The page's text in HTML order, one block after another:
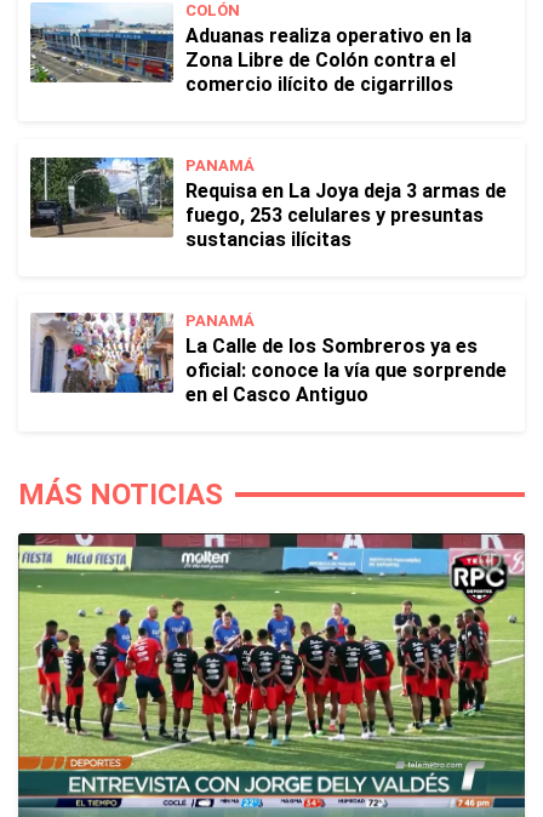
COLÓN
Aduanas realiza operativo en la
Zona Libre de Colón contra el
comercio ilícito de cigarrillos
PANAMÁ
Requisa en La Joya deja 3 armas de
fuego, 253 celulares y presuntas
sustancias ilícitas
PANAMÁ
La Calle de los Sombreros ya es
oficial: conoce la vía que sorprende
en el Casco Antiguo
MÁS NOTICIAS